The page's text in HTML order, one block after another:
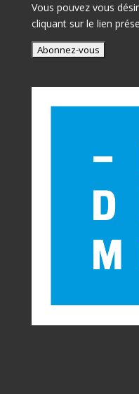
Vous pouvez vous
cliquant sur le lien